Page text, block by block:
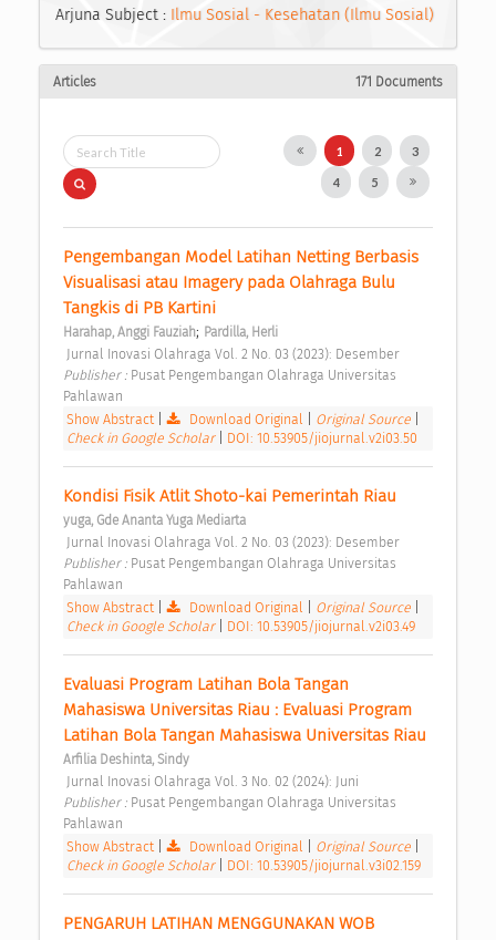
Arjuna Subject : Ilmu Sosial - Kesehatan (Ilmu Sosial)
Articles 171 Documents
1 2 3
4 5
Pengembangan Model Latihan Netting Berbasis
Visualisasi atau Imagery pada Olahraga Bulu
Tangkis di PB Kartini
Harahap, Anggi Fauziah; Pardilla, Herli
Jurnal Inovasi Olahraga Vol. 2 No. 03 (2023): Desember
Publisher : Pusat Pengembangan Olahraga Universitas
Pahlawan
Show Abstract| Download Original Original Source
Check in Google Scholar
DOI: 10.53905/jiojurnal.v2i03.50
Kondisi Fisik Atlit Shoto-kai Pemerintah Riau
yuga, Gde Ananta Yuga Mediarta
Jurnal Inovasi Olahraga Vol. 2 No. 03 (2023): Desember
Publisher : Pusat Pengembangan Olahraga Universitas
Pahlawan
Show Abstract| Download Original Original Source
Check in Google Scholar
DOI: 10.53905/jiojurnal.v2i03.49
Evaluasi Program Latihan Bola Tangan
Mahasiswa Universitas Riau : Evaluasi Program
Latihan Bola Tangan Mahasiswa Universitas Riau
Arfilia Deshinta, Sindy
Jurnal Inovasi Olahraga Vol. 3 No. 02 (2024): Juni
Publisher : Pusat Pengembangan Olahraga Universitas
Pahlawan
Show Abstract| Download Original Original Source
Check in Google Scholar
DOI: 10.53905/jiojurnal.v3i02.159
PENGARUH LATIHAN MENGGUNAKAN WOB